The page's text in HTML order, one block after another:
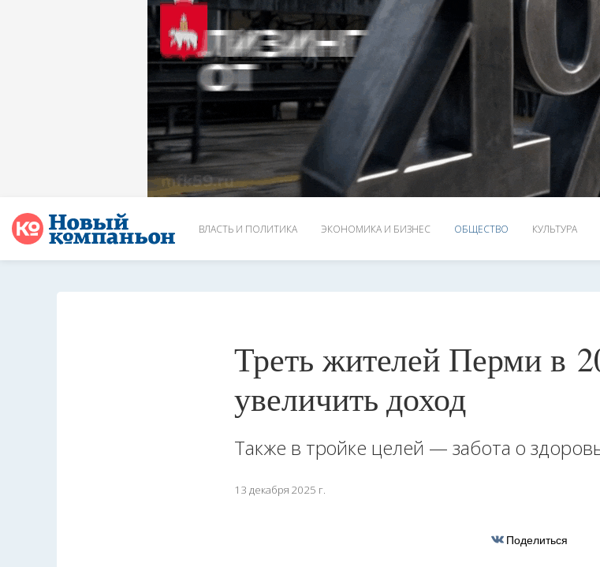
ВЛАСТЬ И ПОЛИТИКА ЭКОНОМИКА И БИЗНЕС ОБЩЕСТВО КУЛЬТУРА
Треть жителей Перми в
увеличить доход
Также в тройке целей — забота о
13 декабря 2025 г.
Поделиться